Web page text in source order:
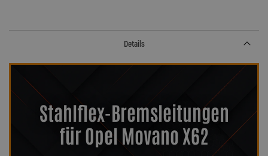
Details
Stahlflex-Bremsleitungen
für Opel Movano X62